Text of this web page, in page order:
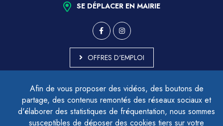
Afin de vous proposer des vidéos, des boutons de
partage, des contenus remontés des réseaux sociaux et
d'élaborer des statistiques de fréquentation, nous sommes
susceptibles de déposer des cookies tiers sur votre
SE DÉPLACER EN MAIRIE
OFFRES D'EMPLOI
ACCESSIBILITÉ - PARTIELLEMENT CONFORME
PLAN DU SITE
MENTIONS LÉGALES
CONTACTER LE DÉLÉGUÉ À LA PROTECTION DES DONNÉES